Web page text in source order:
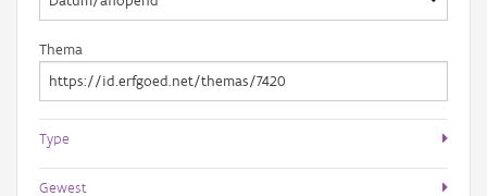
Thema
Type
Gewest